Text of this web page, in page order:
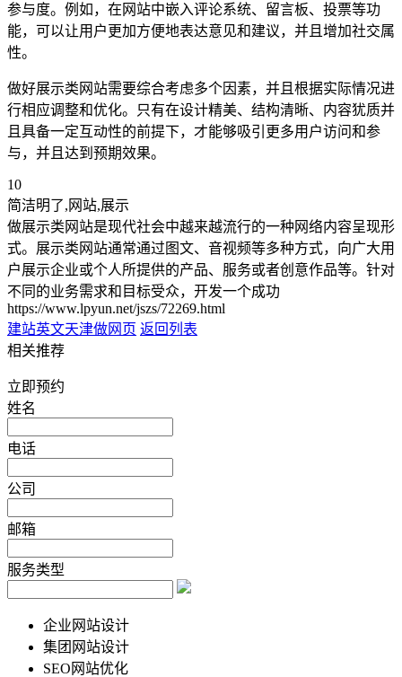
参与度。例如，在网站中嵌入评论系统、留言板、投票等功
能，可以让用户更加方便地表达意见和建议，并且增加社交属
性。
做好展示类网站需要综合考虑多个因素，并且根据实际情况进
行相应调整和优化。只有在设计精美、结构清晰、内容犹质并
且具备一定互动性的前提下，才能够吸引更多用户访问和参
与，并且达到预期效果。
10
简洁明了,网站,展示
做展示类网站是现代社会中越来越流行的一种网络内容呈现形
式。展示类网站通常通过图文、音视频等多种方式，向广大用
户展示企业或个人所提供的产品、服务或者创意作品等。针对
不同的业务需求和目标受众，开发一个成功
https://www.lpyun.net/jszs/72269.html
建站英文天津做网页 返回列表
相关推荐
立即预约
姓名
电话
公司
邮箱
服务类型
企业网站设计
集团网站设计
SEO网站优化